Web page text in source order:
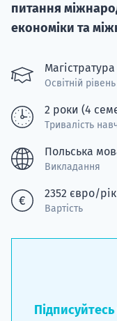
питання
економіки та
Магістратура
Освітній рівень
2 роки (4
Тривалість
Польська
Викладання
2352 євро/рік
Вартість